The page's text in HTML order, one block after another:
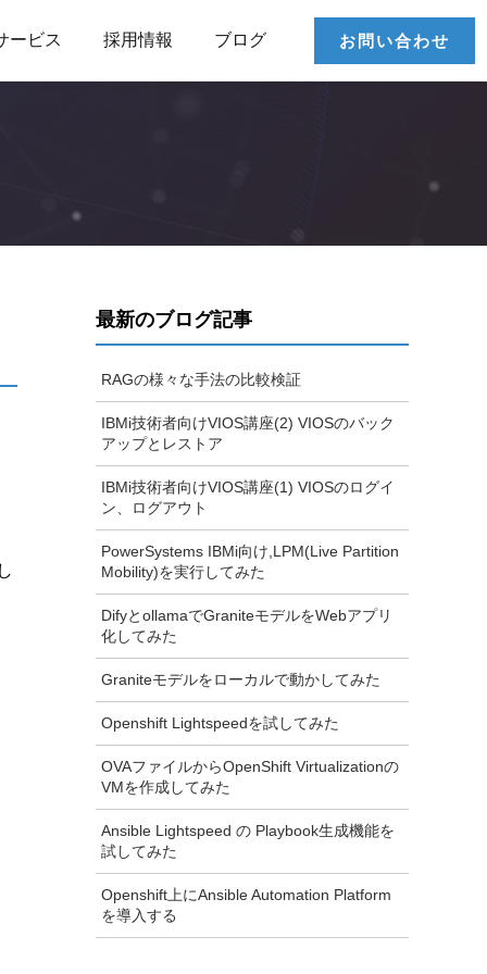
ービス 採用情報 ブログ お問い合わせ
最新のブログ記事
RAGの様々な手法の比較検証
IBMi技術者向けVIOS講座(2) VIOSのバック
アップとレストア
IBMi技術者向けVIOS講座(1) VIOSのログイ
ン、ログアウト
PowerSystems IBMi向け,LPM(Live Partition
Mobility)を実行してみた
DifyとollamaでGraniteモデルをWebアプリ
化してみた
Graniteモデルをローカルで動かしてみた
Openshift Lightspeedを試してみた
OVAファイルからOpenShift Virtualizationの
VMを作成してみた
Ansible Lightspeed の Playbook生成機能を
試してみた
Openshift上にAnsible Automation Platform
を導入する